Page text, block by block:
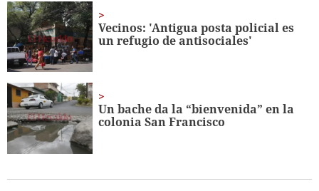
Vecinos: 'Antigua posta policial es
un refugio de antisociales'
Un bache da la “bienvenida” en la
colonia San Francisco